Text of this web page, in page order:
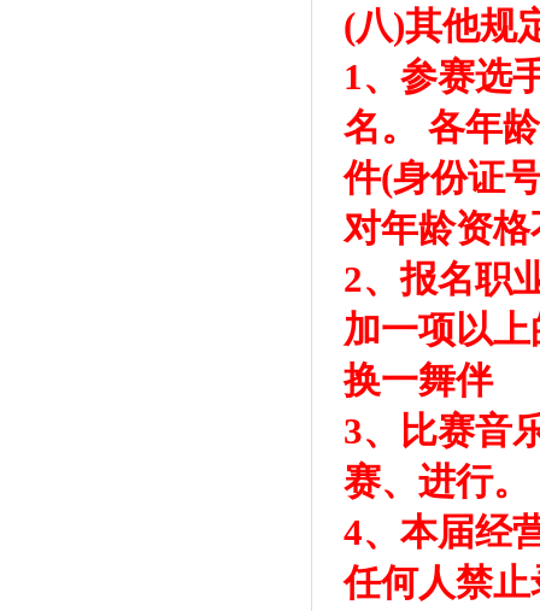
(八)其他规
1、参赛选
名。 各年
件(身份证
对年龄资
2、报名职
加一项以
换一舞伴
3、比赛音
赛、进行
4、本届经
任何人禁